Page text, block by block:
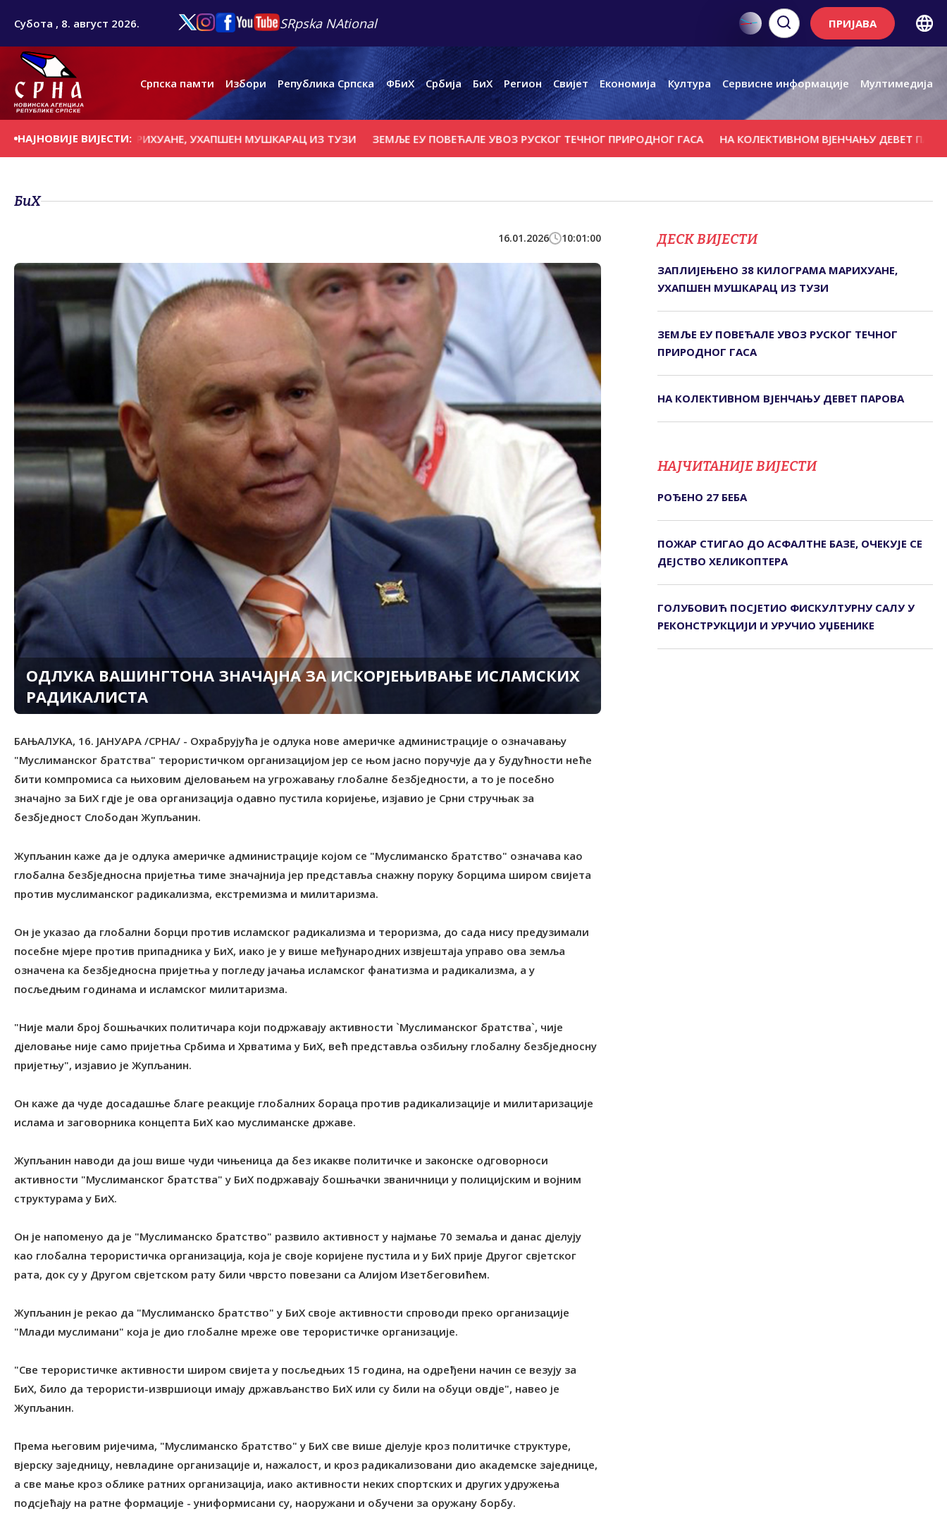
Субота , 8. август 2026. SRpska NAtional ПРИЈАВА
Српска памти Избори Република Српска ФБиХ Србија БиХ Регион Свијет Економија Култура Сервисне информације Мултимедија
НАЈНОВИЈЕ ВИЈЕСТИ:
КИЛОГРАМА МАРИХУАНЕ, УХАПШЕН МУШКАРАЦ ИЗ ТУЗИ ЗЕМЉЕ ЕУ ПОВЕЋАЛЕ УВОЗ РУСКОГ ТЕЧНОГ ПРИРОДНОГ ГАСА НА КОЛЕКТИВНОМ ВЈЕНЧАЊУ ДЕВЕТ ПАРОВА
БиХ
16.01.2026 10:01:00
ОДЛУКА ВАШИНГТОНА ЗНАЧАЈНА ЗА ИСКОРЈЕЊИВАЊЕ ИСЛАМСКИХ
РАДИКАЛИСТА
БАЊАЛУКА, 16. ЈАНУАРА /СРНА/ - Охрабрујућа је одлука нове америчке администрације о означавању
"Муслиманског братства" терористичком организацијом јер се њом јасно поручује да у будућности неће
бити компромиса са њиховим дјеловањем на угрожавању глобалне безбједности, а то је посебно
значајно за БиХ гдје је ова организација одавно пустила коријење, изјавио је Срни стручњак за
безбједност Слободан Жупљанин.
Жупљанин каже да је одлука америчке администрације којом се "Муслиманско братство" означава као
глобална безбједносна пријетња тиме значајнија јер представља снажну поруку борцима широм свијета
против муслиманског радикализма, екстремизма и милитаризма.
Он је указао да глобални борци против исламског радикализма и тероризма, до сада нису предузимали
посебне мјере против припадника у БиХ, иако је у више међународних извјештаја управо ова земља
означена ка безбједносна пријетња у погледу јачања исламског фанатизма и радикализма, а у
посљедњим годинама и исламског милитаризма.
"Није мали број бошњачких политичара који подржавају активности `Муслиманског братства`, чије
дјеловање није само пријетња Србима и Хрватима у БиХ, већ представља озбиљну глобалну безбједносну
пријетњу", изјавио је Жупљанин.
Он каже да чуде досадашње благе реакције глобалних бораца против радикализације и милитаризације
ислама и заговорника концепта БиХ као муслиманске државе.
Жупљанин наводи да још више чуди чињеница да без икакве политичке и законске одговорноси
активности "Муслиманског братства" у БиХ подржавају бошњачки званичници у полицијским и војним
структурама у БиХ.
Он је напоменуо да је "Муслиманско братство" развило активност у најмање 70 земаља и данас дјелују
као глобална терористичка организација, која је своје коријене пустила и у БиХ прије Другог свјетског
рата, док су у Другом свјетском рату били чврсто повезани са Алијом Изетбеговићем.
Жупљанин је рекао да "Муслиманско братство" у БиХ своје активности спроводи преко организације
"Млади муслимани" која је дио глобалне мреже ове терористичке организације.
"Све терористичке активности широм свијета у посљедњих 15 година, на одређени начин се везују за
БиХ, било да терористи-извршиоци имају држављанство БиХ или су били на обуци овдје", навео је
Жупљанин.
Према његовим ријечима, "Муслиманско братство" у БиХ све више дјелује кроз политичке структуре,
вјерску заједницу, невладине организације и, нажалост, и кроз радикализовани дио академске заједнице,
а све мање кроз облике ратних организација, иако активности неких спортских и других удружења
подсјећају на ратне формације - униформисани су, наоружани и обучени за оружану борбу.
ДЕСК ВИЈЕСТИ
ЗАПЛИЈЕЊЕНО 38 КИЛОГРАМА МАРИХУАНЕ,
УХАПШЕН МУШКАРАЦ ИЗ ТУЗИ
ЗЕМЉЕ ЕУ ПОВЕЋАЛЕ УВОЗ РУСКОГ ТЕЧНОГ
ПРИРОДНОГ ГАСА
НА КОЛЕКТИВНОМ ВЈЕНЧАЊУ ДЕВЕТ ПАРОВА
НАЈЧИТАНИЈЕ ВИЈЕСТИ
РОЂЕНО 27 БЕБА
ПОЖАР СТИГАО ДО АСФАЛТНЕ БАЗЕ, ОЧЕКУЈЕ СЕ
ДЕЈСТВО ХЕЛИКОПТЕРА
ГОЛУБОВИЋ ПОСЈЕТИО ФИСКУЛТУРНУ САЛУ У
РЕКОНСТРУКЦИЈИ И УРУЧИО УЏБЕНИКЕ